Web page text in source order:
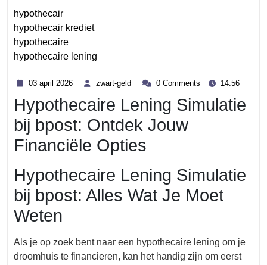
hypothecair
hypothecair krediet
hypothecaire
hypothecaire lening
03 april 2026
2026
zwart-geld
zwart- 0 Comments 14:56
Hypothecaire Lening Simulatie
bij bpost: Ontdek Jouw
Financiële Opties
Hypothecaire Lening Simulatie
bij bpost: Alles Wat Je Moet
Weten
Als je op zoek bent naar een hypothecaire lening om je
droomhuis te financieren, kan het handig zijn om eerst